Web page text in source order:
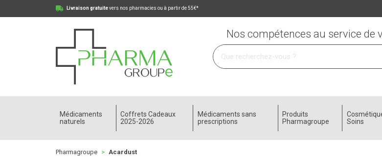
Livraison gratuitevers nos pharmacies ou à partir de 55€*
Pharmagroupe Votre pharmacie en ligne à votre service
Nos compétences au service de
Médicaments
naturels
Coffrets Cadeaux
2025-2026
Médicaments sans
prescriptions
Produits
Pharmagroupe
Soins
Pharmagroupe Acardust